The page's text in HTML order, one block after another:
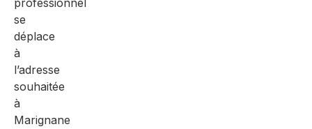
professionnel
se
déplace
à
l’adresse
souhaitée
à
Marignane